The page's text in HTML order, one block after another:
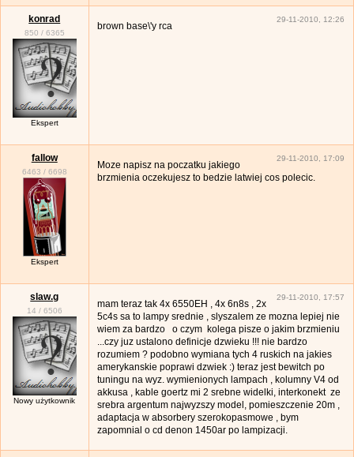
konrad
850 / 6365
Ekspert
29-11-2010, 12:26
brown base\'y rca
fallow
6463 / 6698
Ekspert
29-11-2010, 17:09
Moze napisz na poczatku jakiego
brzmienia oczekujesz to bedzie latwiej cos polecic.
slaw.g
14 / 6506
Nowy użytkownik
29-11-2010, 17:57
mam teraz tak 4x 6550EH , 4x 6n8s , 2x
5c4s sa to lampy srednie , slyszalem ze mozna lepiej nie
wiem za bardzo o czym kolega pisze o jakim brzmieniu
...czy juz ustalono definicje dzwieku !!! nie bardzo
rozumiem ? podobno wymiana tych 4 ruskich na jakies
amerykanskie poprawi dzwiek :) teraz jest bewitch po
tuningu na wyz. wymienionych lampach , kolumny V4 od
akkusa , kable goertz mi 2 srebne widelki, interkonekt ze
srebra argentum najwyzszy model, pomieszczenie 20m ,
adaptacja w absorbery szerokopasmowe , bym
zapomnial o cd denon 1450ar po lampizacji.